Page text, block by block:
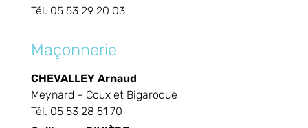
Tél. 05 53 29 20 03
Maçonnerie
CHEVALLEY Arnaud
Meynard – Coux et Bigaroque
Tél. 05 53 28 51 70